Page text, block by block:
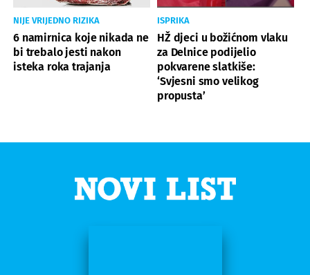
NIJE VRIJEDNO RIZIKA
6 namirnica koje nikada ne
bi trebalo jesti nakon
isteka roka trajanja
ISPRIKA
HŽ djeci u božićnom vlaku
za Delnice podijelio
pokvarene slatkiše:
‘Svjesni smo velikog
propusta’